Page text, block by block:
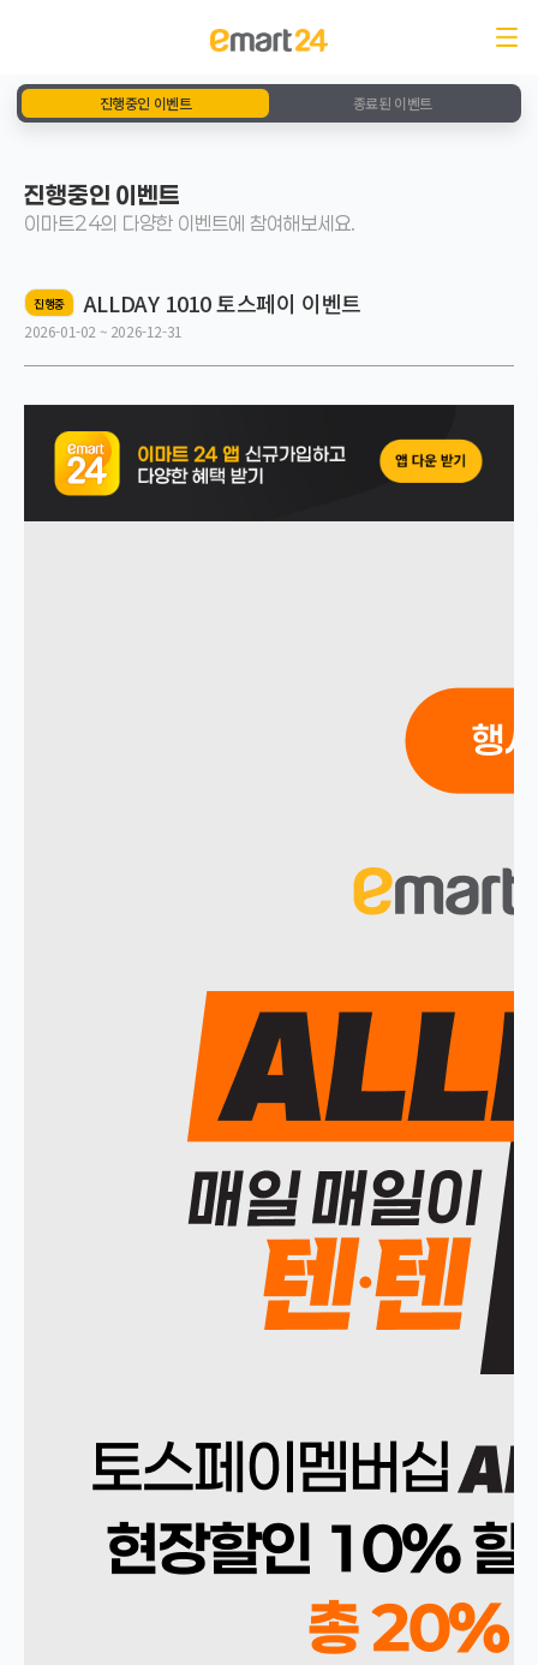
진행중인 이벤트 종료된 이벤트
진행중인 이벤트
이마트24의 다양한 이벤트에 참여해보세요.
진행중 ALLDAY 1010 토스페이 이벤트
2026-01-02 ~ 2026-12-31